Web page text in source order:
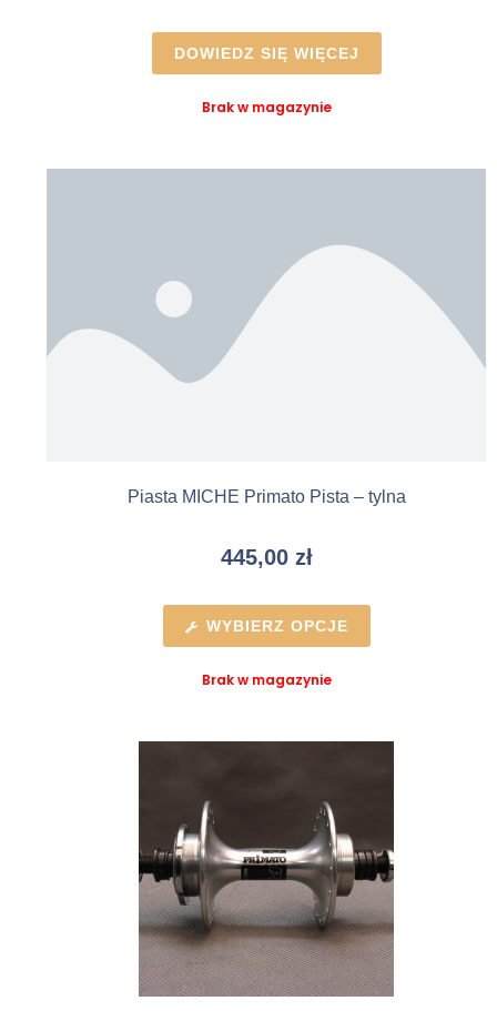
DOWIEDZ SIĘ WIĘCEJ
Brak w magazynie
Piasta MICHE Primato Pista – tylna
445,00 zł
WYBIERZ OPCJE
Brak w magazynie